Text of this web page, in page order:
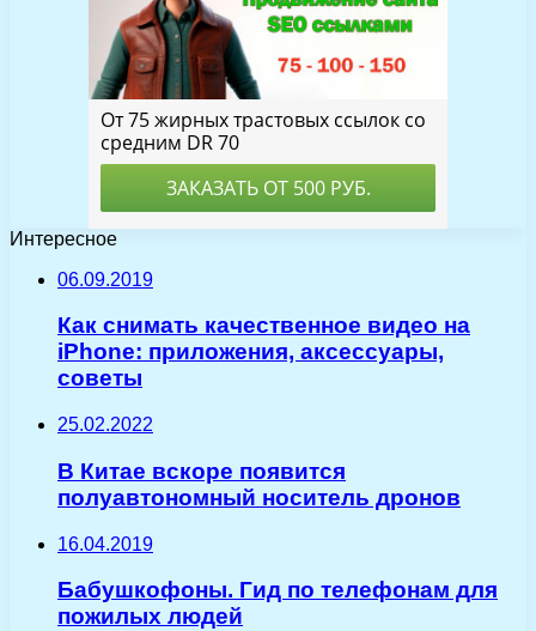
Интересное
06.09.2019
Как снимать качественное видео на
iPhone: приложения, аксессуары,
советы
25.02.2022
В Китае вскоре появится
полуавтономный носитель дронов
16.04.2019
Бабушкофоны. Гид по телефонам для
пожилых людей